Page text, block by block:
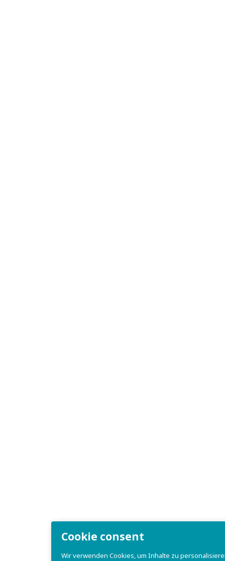
Cookie consent
Wir verwenden Cookies, um Inhalte zu